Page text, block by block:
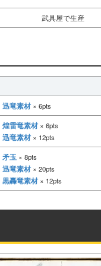
武具屋で生産
迅竜素材 × 6pts
煌雷竜素材 × 6pts
迅竜素材 × 12pts
矛玉 × 8pts
迅竜素材 × 20pts
黒轟竜素材 × 12pts